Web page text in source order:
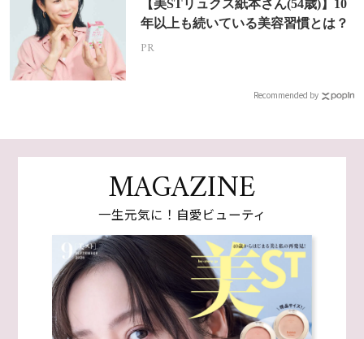
【美STリュクス紙本さん(54歳)】10
年以上も続いている美容習慣とは？
PR
Recommended by
MAGAZINE
一生元気に！自愛ビューティ